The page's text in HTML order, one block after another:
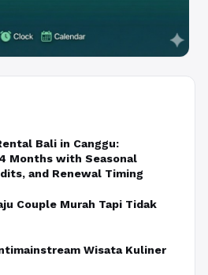
Bali in Canggu:
Months with Seasonal
and Renewal Timing
Couple Murah Tapi Tidak
Wisata Kuliner